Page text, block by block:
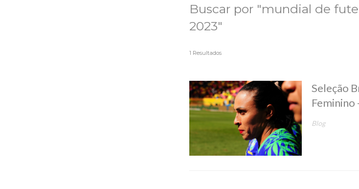
Buscar por "mundial de
2023"
1 Resultados
Seleção
Feminino
Blog